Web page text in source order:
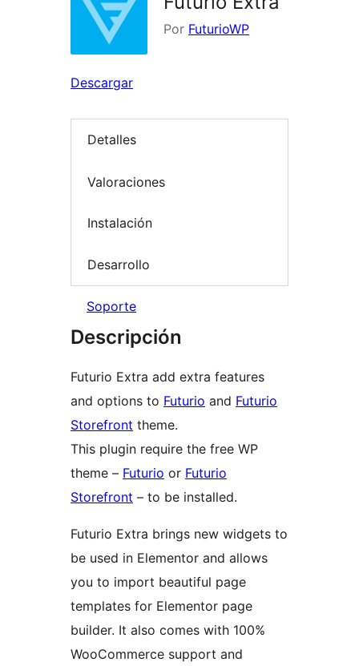
Por FuturioWP
Descargar
Detalles
Valoraciones
Instalación
Desarrollo
Soporte
Descripción
Futurio Extra add extra features
and options to Futurio and Futurio
Storefront theme.
This plugin require the free WP
theme – Futurio or Futurio
Storefront – to be installed.
Futurio Extra brings new widgets to
be used in Elementor and allows
you to import beautiful page
templates for Elementor page
builder. It also comes with 100%
WooCommerce support and